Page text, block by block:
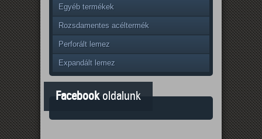
Egyéb termékek
Rozsdamentes acéltermék
Perforált lemez
Expandált lemez
Facebookoldalunk